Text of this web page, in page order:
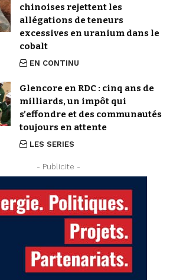
chinoises rejettent les
allégations de teneurs
excessives en uranium dans le
cobalt
EN CONTINU
Glencore en RDC : cinq ans de
milliards, un impôt qui
s’effondre et des communautés
toujours en attente
LES SERIES
- Publicite -